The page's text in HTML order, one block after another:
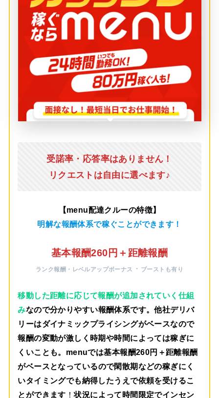
受諾率・応答率はありません！
リクエストは自由に選べます♪
【menu配達クルーの特徴】
明解な報酬体系で稼ぐことができます！
基本報酬260円＋距離報酬
ランク報酬・レベルアップボーナス ・ ブーストも有り
移動した距離に応じて報酬が追加されていく仕組
みなので分かりやすい報酬体系です。他社デリバ
リーはダイナミックプライシングがベースなので
報酬の変動が激しく時期や時間によっては稼ぎに
くいことも。menuでは基本報酬260円＋距離報酬
がベースとなっているので閑散期などの稼ぎにく
いタイミングでも納得したうえで依頼を受けるこ
とができます ！状況によって時間限定でインセン